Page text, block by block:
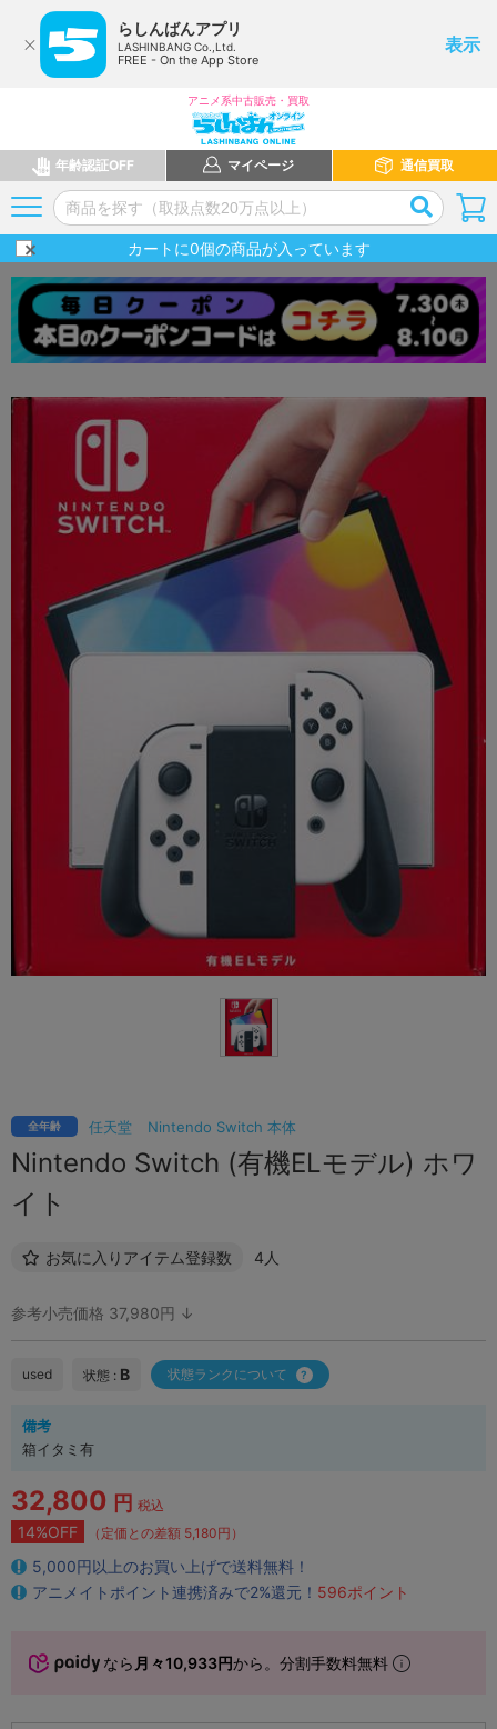
らしんばんアプリ
LASHINBANG Co.,Ltd.
FREE - On the App Store
表示
アニメ系中古販売・買取
年齢認証OFF マイページ 通信買取
カートに0個の商品が入っています
任天堂 Nintendo Switch 本体
全年齢
Nintendo Switch (有機ELモデル) ホワ
イト
お気に入りアイテム登録数 4人
参考小売価格 37,980円 ↓
used 状態 : B 状態ランクについて
備考
箱イタミ有
32,800 円 税込
14%OFF （定価との差額 5,180円）
5,000円以上のお買い上げで送料無料！
アニメイトポイント連携済みで2%還元！ 596ポイント
なら 月々10,933円から。分割手数料無料